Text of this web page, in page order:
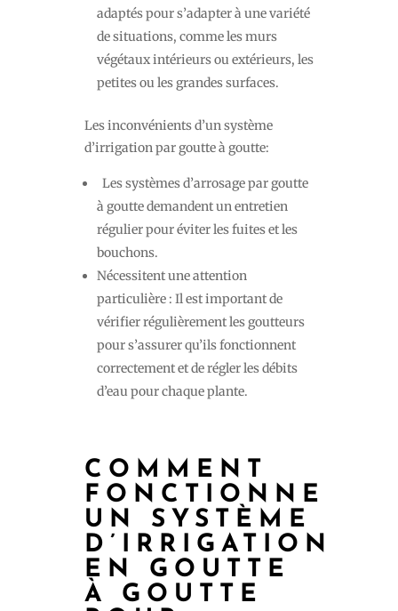
adaptés pour s’adapter à une variété
de situations, comme les murs
végétaux intérieurs ou extérieurs, les
petites ou les grandes surfaces.
Les inconvénients d’un système
d’irrigation par goutte à goutte:
Les systèmes d’arrosage par goutte
à goutte demandent un entretien
régulier pour éviter les fuites et les
bouchons.
Nécessitent une attention
particulière : Il est important de
vérifier régulièrement les goutteurs
pour s’assurer qu’ils fonctionnent
correctement et de régler les débits
d’eau pour chaque plante.
COMMENT
FONCTIONNE
UN SYSTÈME
D’IRRIGATION
EN GOUTTE
À GOUTTE